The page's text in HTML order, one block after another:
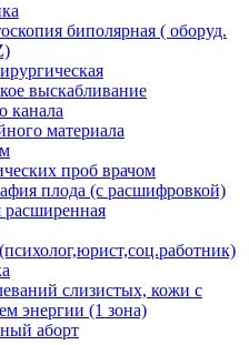
биполярная ( оборуд.
выскабливание
канала
материала
проб врачом
плода (с расшифровкой)
расширенная
слизистых, кожи с
энергии (1 зона)
аборт